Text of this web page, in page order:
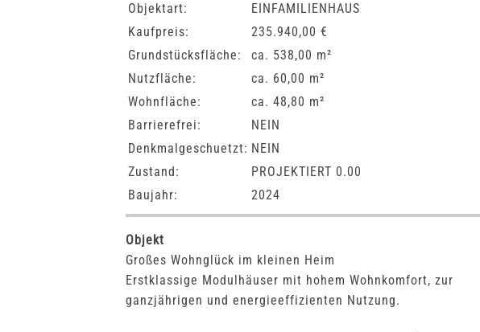
Objektart:
EINFAMILIENHAUS
Kaufpreis:
235.940,00 €
Grundstücksfläche:
ca. 538,00 m²
Nutzfläche:
ca. 60,00 m²
Wohnfläche:
ca. 48,80 m²
Barrierefrei:
NEIN
Denkmalgeschuetzt: NEIN
Zustand:
PROJEKTIERT 0.00
Baujahr:
2024
Objekt
Großes Wohnglück im kleinen Heim
Erstklassige Modulhäuser mit hohem Wohnkomfort, zur
ganzjährigen und energieeffizienten Nutzung.